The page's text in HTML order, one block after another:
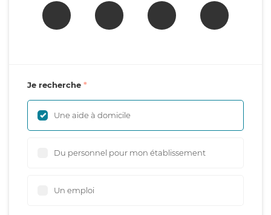
Je recherche
Une aide à domicile
Du personnel pour mon établissement
Un emploi